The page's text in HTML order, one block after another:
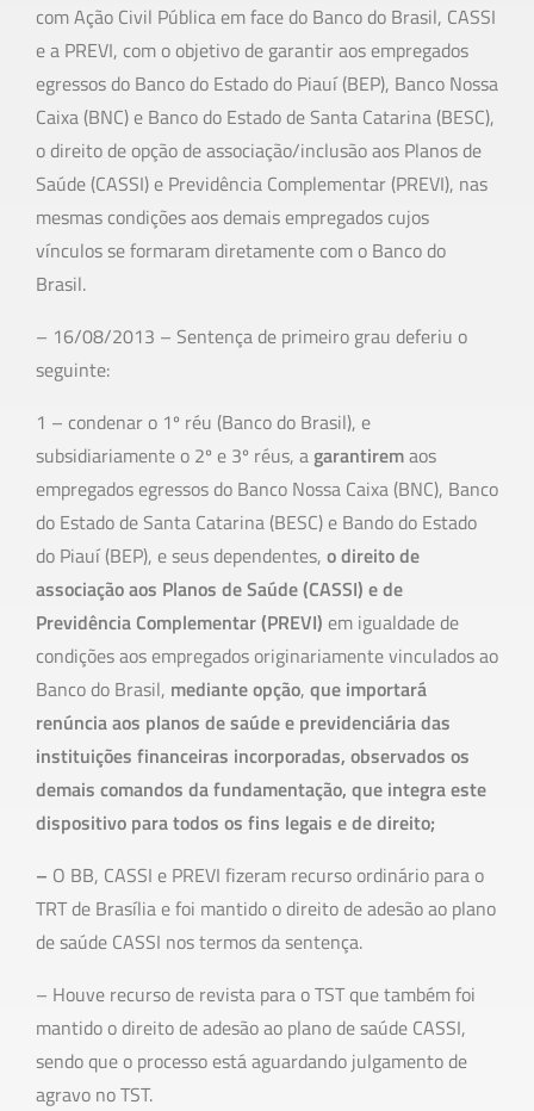
com Ação Civil Pública em face do Banco do Brasil, CASSI
e a PREVI, com o objetivo de garantir aos empregados
egressos do Banco do Estado do Piauí (BEP), Banco Nossa
Caixa (BNC) e Banco do Estado de Santa Catarina (BESC),
o direito de opção de associação/inclusão aos Planos de
Saúde (CASSI) e Previdência Complementar (PREVI), nas
mesmas condições aos demais empregados cujos
vínculos se formaram diretamente com o Banco do
Brasil.
– 16/08/2013 – Sentença de primeiro grau deferiu o
seguinte:
1 – condenar o 1º réu (Banco do Brasil), e
subsidiariamente o 2º e 3º réus, a garantiremaos
empregados egressos do Banco Nossa Caixa (BNC), Banco
do Estado de Santa Catarina (BESC) e Bando do Estado
do Piauí (BEP), e seus dependentes, o direito de
associação aos Planos de Saúde (CASSI) e de
Previdência Complementar (PREVI) em igualdade de
condições aos empregados originariamente vinculados ao
Banco do Brasil, mediante opção, que importará
renúncia aos planos de saúde e previdenciária das
instituições financeiras incorporadas, observados os
demais comandos da fundamentação, que integra este
dispositivo para todos os fins legais e de direito;
– O BB, CASSI e PREVI fizeram recurso ordinário para o
TRT de Brasília e foi mantido o direito de adesão ao plano
de saúde CASSI nos termos da sentença.
– Houve recurso de revista para o TST que também foi
mantido o direito de adesão ao plano de saúde CASSI,
sendo que o processo está aguardando julgamento de
agravo no TST.